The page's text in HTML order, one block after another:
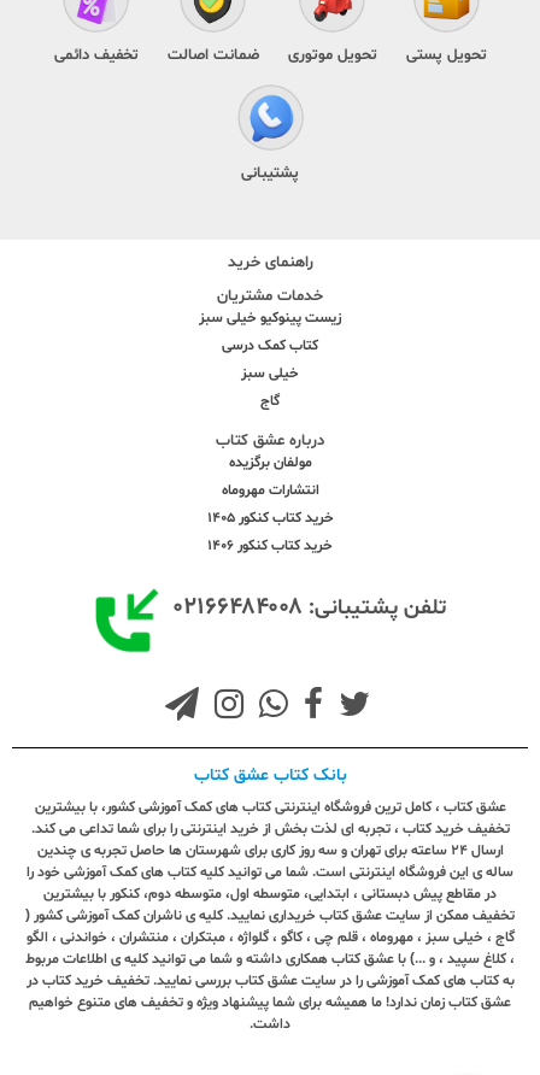
تحویل پستی تحویل موتوری ضمانت اصالت تخفیف دائمی
پشتیبانی
راهنمای خرید
خدمات مشتریان
زیست پینوکیو خیلی سبز
کتاب کمک درسی
خیلی سبز
گاج
درباره عشق کتاب
مولفان برگزیده
انتشارات مهروماه
خرید کتاب کنکور 1405
خرید کتاب کنکور 1406
تلفن پشتیبانی: ۰۲۱۶۶۴۸۴۰۰۸
بانک کتاب عشق کتاب
عشق کتاب ، کامل ترین فروشگاه اینترنتی کتاب های کمک آموزشی کشور، با بیشترین
تخفیف خرید کتاب ، تجربه ای لذت بخش از خرید اینترنتی را برای شما تداعی می کند.
ارسال ٢٤ ساعته برای تهران و سه روز کاری برای شهرستان ها حاصل تجربه ی چندین
ساله ی این فروشگاه اینترنتی است. شما می توانید کلیه کتاب های کمک آموزشی خود را
در مقاطع پیش دبستانی ، ابتدایی، متوسطه اول، متوسطه دوم، کنکور با بیشترین
تخفیف ممکن از سایت عشق کتاب خریداری نمایید. کلیه ی ناشران کمک آموزشی کشور (
گاج ، خیلی سبز ، مهروماه ، قلم چی ، کاگو ، گلواژه ، مبتکران ، منتشران ، خواندنی ، الگو
، کلاغ سپید ، و ...) با عشق کتاب همکاری داشته و شما می توانید کلیه ی اطلاعات مربوط
به کتاب های کمک آموزشی را در سایت عشق کتاب بررسی نمایید. تخفیف خرید کتاب در
عشق کتاب زمان ندارد! ما همیشه برای شما پیشنهاد ویژه و تخفیف های متنوع خواهیم
داشت.